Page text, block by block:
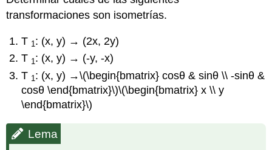
Teorema:
Las
preservan
círculos
Dilataciones
Definición:
Dilatación
Definición:
Similaridad
transformaciones son isometrías.
T 1: (x, y) → (2x, 2y)
T 1 : (x, y) → (-y, -x)
T 1 : (x, y) →\(\begin{bmatrix} cosθ & sinθ \\ -sinθ &
cosθ \end{bmatrix}\)\(\begin{bmatrix} x \\ y
\end{bmatrix}\)
Lema